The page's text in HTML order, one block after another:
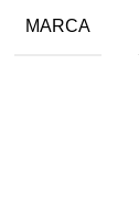
MARCA